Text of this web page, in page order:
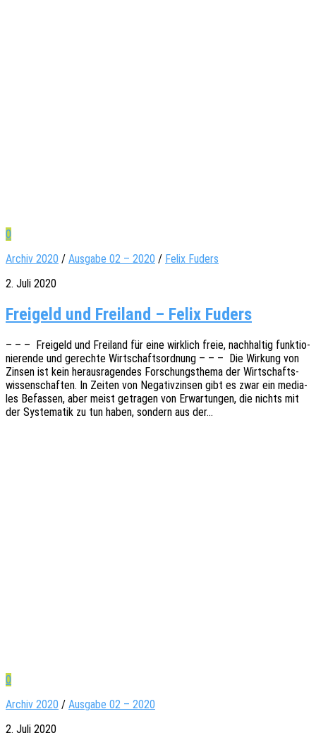
0
Archiv 2020 / Ausgabe 02 – 2020 / Felix Fuders
2. Juli 2020
Freigeld und Freiland – Felix Fuders
– – – Frei­geld und Frei­land für eine wirk­lich freie, nach­hal­tig funk­tio­
nie­ren­de und gerech­te Wirt­schafts­ord­nung – – – Die Wirkung von
Zinsen ist kein heraus­ra­gen­des Forschungs­the­ma der Wirt­schafts­
wis­sen­schaf­ten. In Zeiten von Nega­tiv­zin­sen gibt es zwar ein media­
les Befas­sen, aber meist getra­gen von Erwar­tun­gen, die nichts mit
der Syste­ma­tik zu tun haben, sondern aus der…
0
Archiv 2020 / Ausgabe 02 – 2020
2. Juli 2020